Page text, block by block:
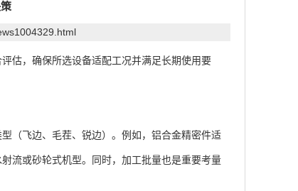
估，确保所选设备适配工况并满足长期使用要
（飞边、毛茬、锐边）。例如，铝合金精密件适
流或砂轮式机型。同时，加工批量也是重要考量